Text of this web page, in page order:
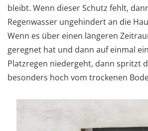
bleibt. Wenn dieser Schutz fehlt,
Regenwasser ungehindert an die
Wenn es über einen längeren
geregnet hat und dann auf einmal
Platzregen niedergeht, dann spritzt
besonders hoch vom trockenen